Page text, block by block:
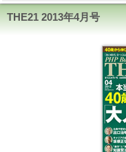
THE21 2013年4月号